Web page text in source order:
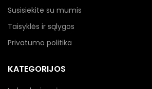
Susisiekite su mumis
Taisyklės ir sąlygos
Privatumo politika
KATEGORIJOS